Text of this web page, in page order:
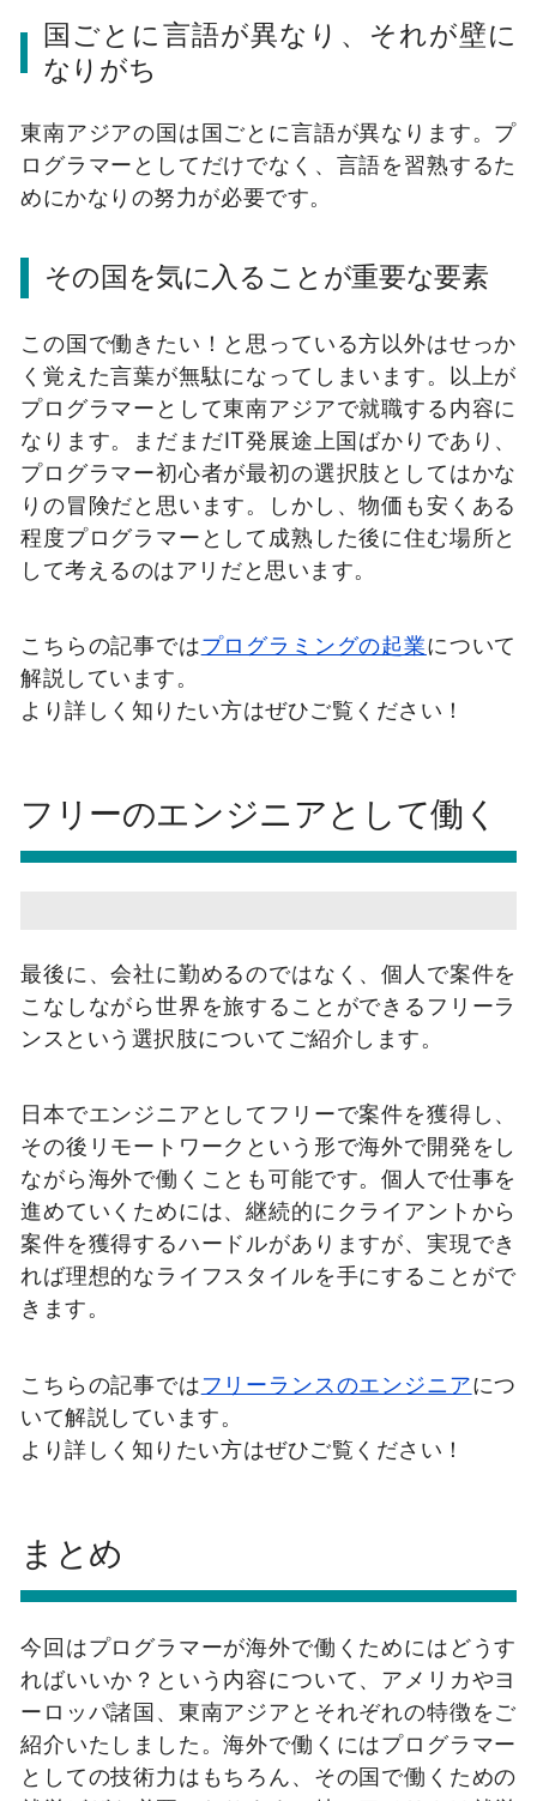
国ごとに言語が異なり、それが壁に
なりがち
東南アジアの国は国ごとに言語が異なります。プ
ログラマーとしてだけでなく、言語を習熟するた
めにかなりの努力が必要です。
その国を気に入ることが重要な要素
この国で働きたい！と思っている方以外はせっか
く覚えた言葉が無駄になってしまいます。以上が
プログラマーとして東南アジアで就職する内容に
なります。まだまだIT発展途上国ばかりであり、
プログラマー初心者が最初の選択肢としてはかな
りの冒険だと思います。しかし、物価も安くある
程度プログラマーとして成熟した後に住む場所と
して考えるのはアリだと思います。
こちらの記事ではプログラミングの起業について
解説しています。
より詳しく知りたい方はぜひご覧ください！
フリーのエンジニアとして働く
最後に、会社に勤めるのではなく、個人で案件を
こなしながら世界を旅することができるフリーラ
ンスという選択肢についてご紹介します。
日本でエンジニアとしてフリーで案件を獲得し、
その後リモートワークという形で海外で開発をし
ながら海外で働くことも可能です。個人で仕事を
進めていくためには、継続的にクライアントから
案件を獲得するハードルがありますが、実現でき
れば理想的なライフスタイルを手にすることがで
きます。
こちらの記事ではフリーランスのエンジニアにつ
いて解説しています。
より詳しく知りたい方はぜひご覧ください！
まとめ
今回はプログラマーが海外で働くためにはどうす
ればいいか？という内容について、アメリカやヨ
ーロッパ諸国、東南アジアとそれぞれの特徴をご
紹介いたしました。海外で働くにはプログラマー
としての技術力はもちろん、その国で働くための